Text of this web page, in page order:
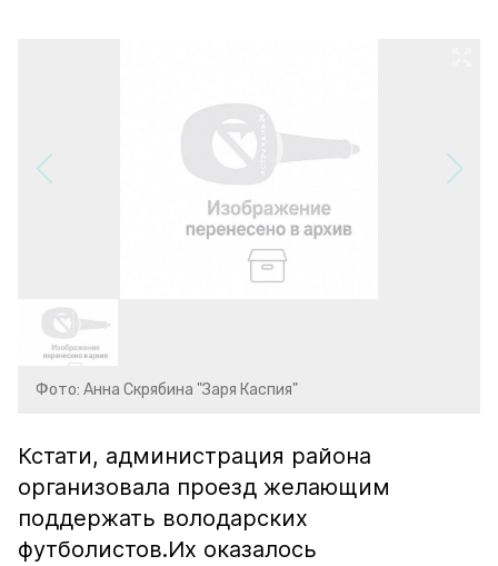
Фото: Анна Скрябина "Заря Каспия"
Кстати, администрация района
организовала проезд желающим
поддержать володарских
футболистов.Их оказалось